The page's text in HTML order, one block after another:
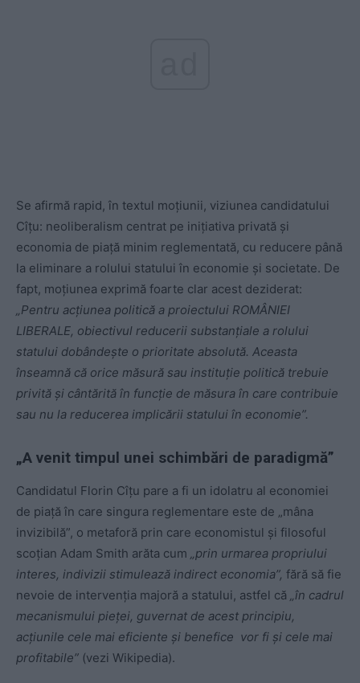
Se afirmă rapid, în textul moțiunii, viziunea candidatului
Cîțu: neoliberalism centrat pe inițiativa privată și
economia de piață minim reglementată, cu reducere până
la eliminare a rolului statului în economie și societate. De
fapt, moțiunea exprimă foarte clar acest deziderat:
„Pentru acțiunea politică a proiectului ROMÂNIEI
LIBERALE, obiectivul reducerii substanțiale a rolului
statului dobândește o prioritate absolută. Aceasta
înseamnă că orice măsură sau instituție politică trebuie
privită și cântărită în funcție de măsura în care contribuie
sau nu la reducerea implicării statului în economie”.
„A venit timpul unei schimbări de paradigmă”
Candidatul Florin Cîțu pare a fi un idolatru al economiei
de piață în care singura reglementare este de „mâna
invizibilă”, o metaforă prin care economistul și filosoful
scoțian Adam Smith arăta cum
„prin urmarea propriului
interes, indivizii stimulează indirect economia”, fără să fie
nevoie de intervenția majoră a statului, astfel că
„în cadrul
mecanismului pieței, guvernat de acest principiu,
acțiunile cele mai eficiente și benefice vor fi și cele mai
profitabile” (vezi Wikipedia).